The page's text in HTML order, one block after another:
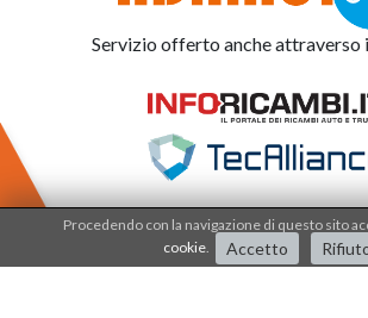
Servizio offerto anche attraverso
Adriauto lavora nelsistema di
Procedendo con la navigazione di questo sito
cookie
Accetto